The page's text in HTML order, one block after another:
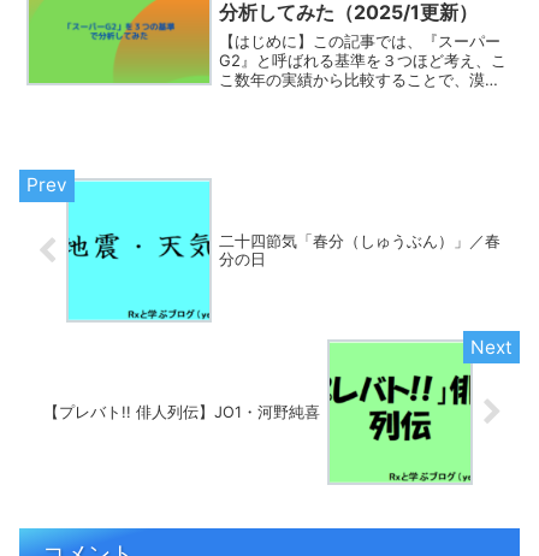
分析してみた（2025/1更新）
【はじめに】この記事では、『スーパー
G2』と呼ばれる基準を３つほど考え、こ
こ数年の実績から比較することで、漠然
二十四節気「春分（しゅうぶん）」／春
分の日
【プレバト!! 俳人列伝】JO1・河野純喜